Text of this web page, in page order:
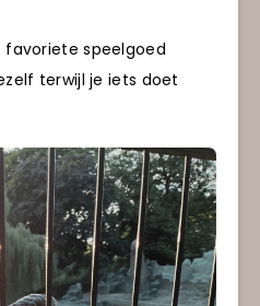
speelgoed
terwijl je iets doet